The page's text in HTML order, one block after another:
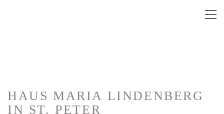
HAUS MARIA LINDENBERG
IN ST. PETER